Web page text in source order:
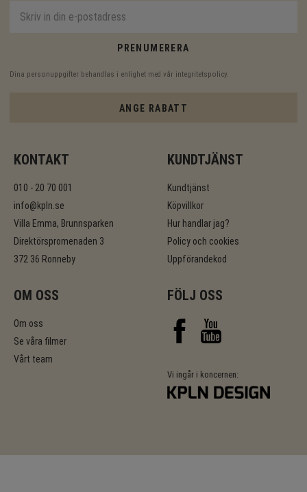
PRENUMERERA
Dina personuppgifter behandlas i enlighet med vår integritetspolicy.
ANGE RABATT
KONTAKT
010 - 20 70 001
info@kpln.se
Villa Emma, Brunnsparken
Direktörspromenaden 3
372 36 Ronneby
KUNDTJÄNST
Kundtjänst
Köpvillkor
Hur handlar jag?
Policy och cookies
Uppförandekod
OM OSS
Om oss
Se våra filmer
Vårt team
FÖLJ OSS
Vi ingår i koncernen: